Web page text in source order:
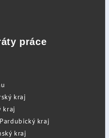
práce
kraj
kraj
kraj
kraj